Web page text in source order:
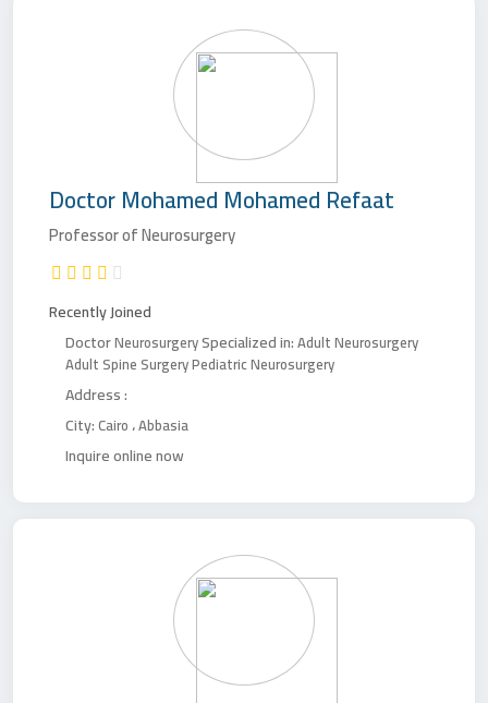
DoctorMohamed Mohamed Refaat
Professor of Neurosurgery
Recently Joined
DoctorNeurosurgerySpecialized in:Adult Neurosurgery
Adult Spine SurgeryPediatric Neurosurgery
Address :
City:Cairo،Abbasia
Inquire online now